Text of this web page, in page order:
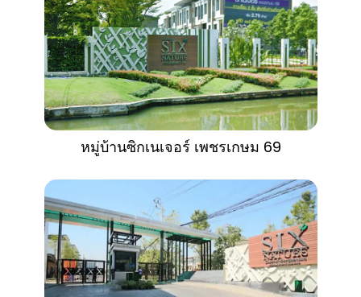
หมู่บ้านซิกเนเจอร์ เพชรเกษม 69